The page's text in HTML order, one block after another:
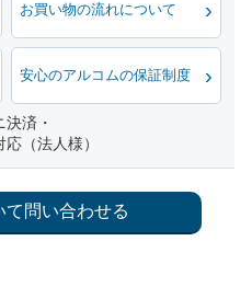
お買い物の流れについて
安心のアルコムの保証制度
済・
（法人様）